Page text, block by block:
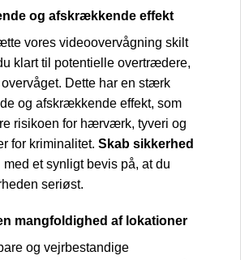
og afskrækkende effekt
vores videoovervågning skilt
klart til potentielle overtrædere,
Dette har en stærk
og afskrækkende effekt, som
risikoen for hærværk, tyveri og
for kriminalitet. Skab sikkerhed
med et synligt bevis på, at du
seriøst.
mangfoldighed af lokationer
og vejrbestandige